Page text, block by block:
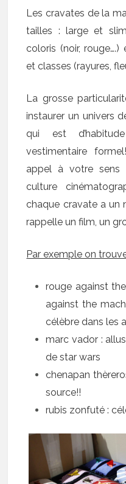
Les cravates de la
tailles : large et
coloris (noir,
et classes (rayures,
La grosse
instaurer un univers
qui est
vestimentaire
appel à votre
culture
chaque cravate a un
rappelle un film, un
Par exemple on
rouge against
against the
célèbre dans les
marc vador :
de star wars
chenapan
source!!
rubis zonfuté :